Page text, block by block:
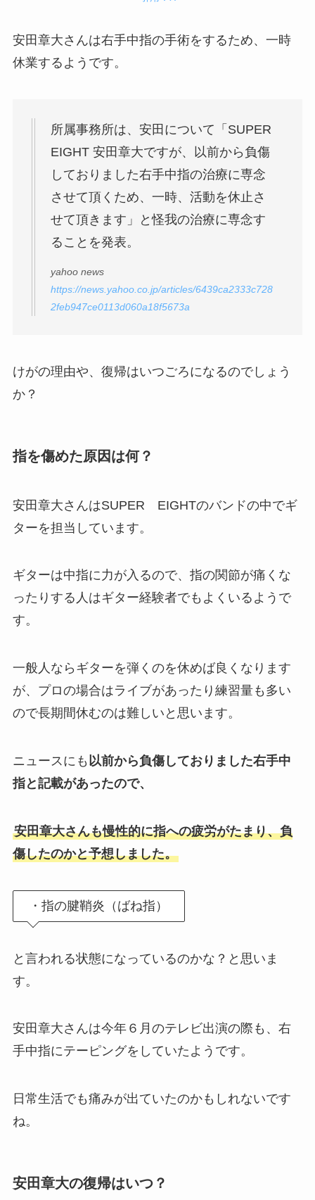
安田章大さんは右手中指の手術をするため、一時
休業するようです。
所属事務所は、安田について「SUPER
EIGHT 安田章大ですが、以前から負傷
しておりました右手中指の治療に専念
させて頂くため、一時、活動を休止さ
せて頂きます」と怪我の治療に専念す
ることを発表。
yahoo news
https://news.yahoo.co.jp/articles/6439ca2333c728
2feb947ce0113d060a18f5673a
けがの理由や、復帰はいつごろになるのでしょう
か？
指を傷めた原因は何？
安田章大さんはSUPER EIGHTのバンドの中でギ
ターを担当しています。
ギターは中指に力が入るので、指の関節が痛くな
ったりする人はギター経験者でもよくいるようで
す。
一般人ならギターを弾くのを休めば良くなります
が、プロの場合はライブがあったり練習量も多い
ので長期間休むのは難しいと思います。
ニュースにも 以前から負傷しておりました右手中
指と記載があったので、
安田章大さんも慢性的に指への疲労がたまり、負
傷したのかと予想しました。
・指の腱鞘炎（ばね指）
と言われる状態になっているのかな？と思いま
す。
安田章大さんは今年６月のテレビ出演の際も、右
手中指にテーピングをしていたようです。
日常生活でも痛みが出ていたのかもしれないです
ね。
安田章大の復帰はいつ？